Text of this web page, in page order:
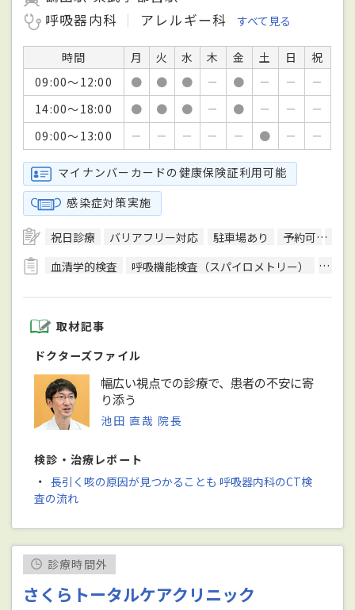
呼吸器内科
アレルギー科 すべて見る
時間 月 火 水 木 金 土 日
祝
09:00～12:00
● ● ● － ● － －
－
14:00～18:00
● ● ● － ● － －
－
09:00～13:00
－ － － － － ● － －
マイナンバーカードの健康保険証利用可能
感染症対策実施
祝日診療 バリアフリー対応 駐車場あり 予約可
血清学的検査
呼吸機能検査（スパイロメトリー） 終夜
取材記事
ドクターズファイル
幅広い視点での診療で、患者の不安に寄
り添う
池田 直哉 院長
検診・治療レポート
・ 長引く咳の原因が見つかることも 呼吸器内科のCT検
査の流れ
診療時間外
さくらトータルケアクリニック